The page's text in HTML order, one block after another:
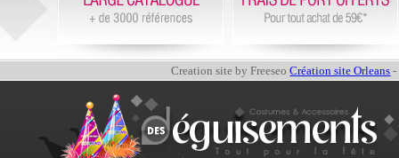
Creation site by FreeseoCréation site Orleans -